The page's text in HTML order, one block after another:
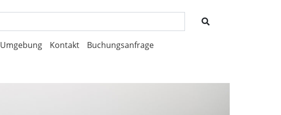
Umgebung Kontakt Buchungsanfrage